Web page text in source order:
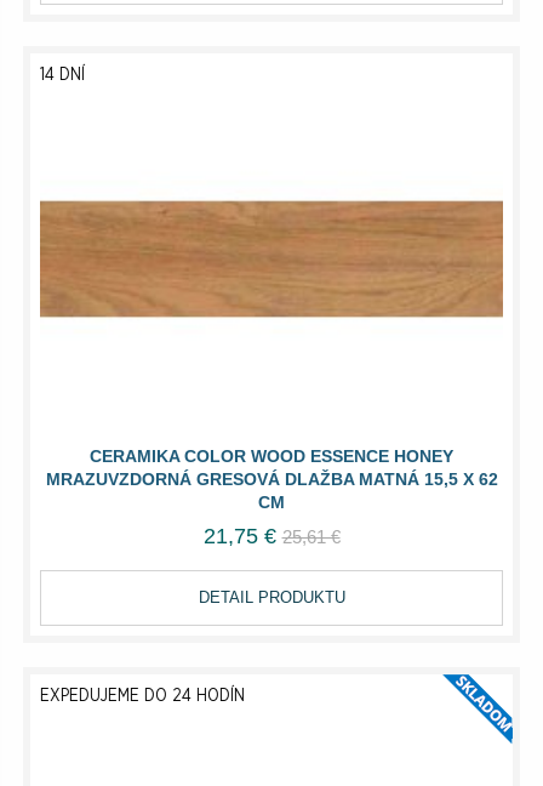
CERAMIKA COLOR WOOD ESSENCE HONEY
MRAZUVZDORNÁ GRESOVÁ DLAŽBA MATNÁ 15,5 X 62
CM
14 DNÍ
21,75 € 25,61 €
DETAIL PRODUKTU
EXPEDUJEME DO 24 HODÍN